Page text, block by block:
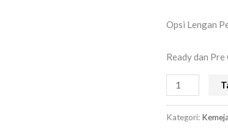
Opsi Lengan
Ready dan
Kategori: